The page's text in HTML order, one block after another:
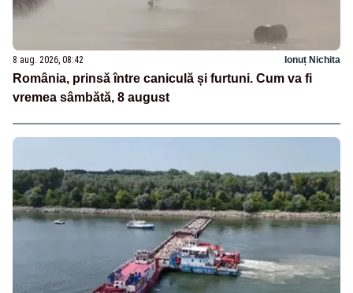
8 aug. 2026, 08:42 Ionuț Nichita
România, prinsă între caniculă și furtuni. Cum va fi
vremea sâmbătă, 8 august